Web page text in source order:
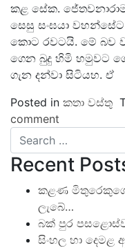
කළ සේක.
සෙසු සංඝයා
කොට රවටයි. මේ බව
ගෙන බුදු හිමි හමුවට
ගැන දන්වා සිටියහ. ඒ
Posted in කතා වස්තු
comment
Search
Recent
කළණ
ලැබේ…
බක් පුර
සිංහල හා දෙමළ